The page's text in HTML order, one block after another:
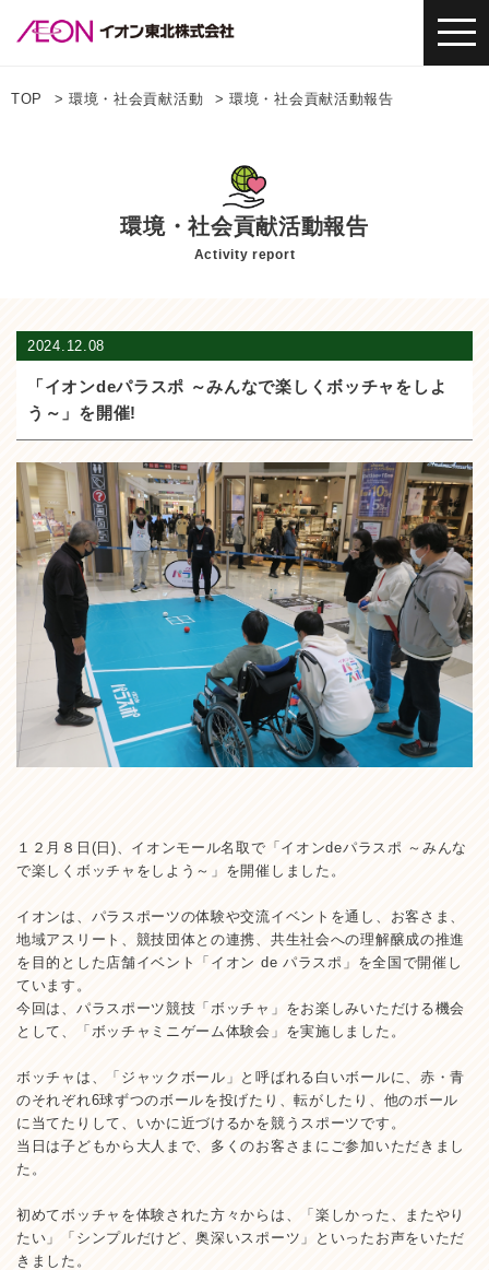
TOP 環境・社会貢献活動 環境・社会貢献活動報告
環境・社会貢献活動報告
Activity report
2024.12.08
「イオンdeパラスポ ～みんなで楽しくボッチャをしよ
う～」を開催!
１２月８日(日)、イオンモール名取で「イオンdeパラスポ ～みんな
で楽しくボッチャをしよう～」を開催しました。
イオンは、パラスポーツの体験や交流イベントを通し、お客さま、
地域アスリート、競技団体との連携、共生社会への理解醸成の推進
を目的とした店舗イベント「イオン de パラスポ」を全国で開催し
ています。
今回は、パラスポーツ競技「ボッチャ」をお楽しみいただける機会
として、「ボッチャミニゲーム体験会」を実施しました。
ボッチャは、「ジャックボール」と呼ばれる白いボールに、赤・青
のそれぞれ6球ずつのボールを投げたり、転がしたり、他のボール
に当てたりして、いかに近づけるかを競うスポーツです。
当日は子どもから大人まで、多くのお客さまにご参加いただきまし
た。
初めてボッチャを体験された方々からは、「楽しかった、またやり
たい」「シンプルだけど、奥深いスポーツ」といったお声をいただ
きました。